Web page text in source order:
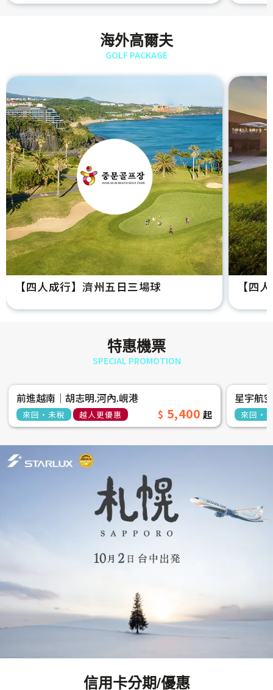
海外高爾夫
GOLF PACKAGE
【四人成行】濟州五日三場球 【四
特惠機票
SPECIAL PROMOTION
前進越南│胡志明.河內.峴港
來回‧未稅 越人更優惠 5,400
星宇航
來回‧
信用卡分期/優惠